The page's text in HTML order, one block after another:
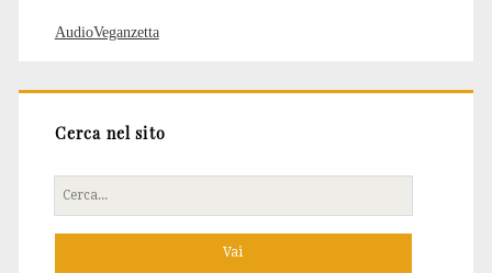
AudioVeganzetta
Cerca nel sito
Cerca
per: